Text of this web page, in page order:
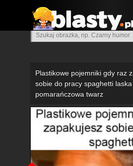
Plastikowe pojemniki gdy raz
sobie do pracy spaghetti
pomarańczowa twarz
Poprzedni